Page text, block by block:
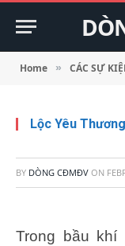
Home » CÁC SỰ
Lộc Yêu Thương
BY DÒNG CĐMĐV ON
Trong bầu